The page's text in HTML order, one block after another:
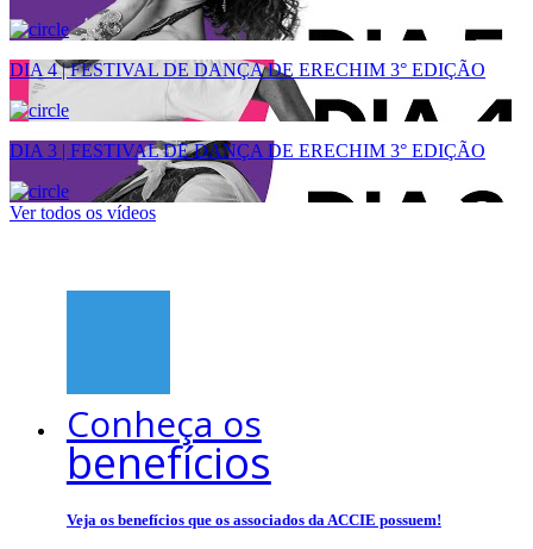
DIA 4 | FESTIVAL DE DANÇA DE ERECHIM 3° EDIÇÃO
DIA 3 | FESTIVAL DE DANÇA DE ERECHIM 3° EDIÇÃO
Ver todos os vídeos
Conheça os
benefícios
Veja os benefícios que os associados da ACCIE possuem!